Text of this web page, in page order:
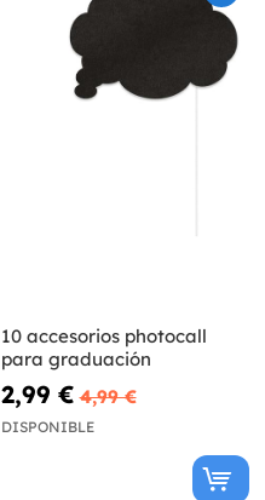
10 accesorios photocall
para graduación
2,99 € 4,99 €
DISPONIBLE